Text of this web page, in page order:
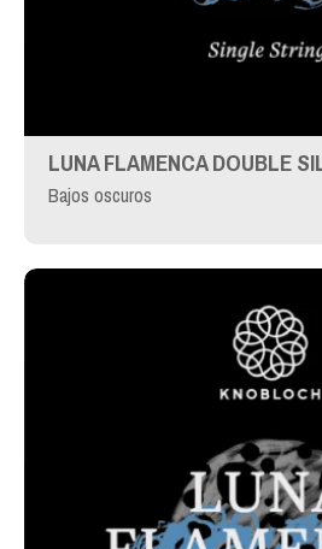
LUNA FLAMENCA DOUBLE
Bajos oscuros